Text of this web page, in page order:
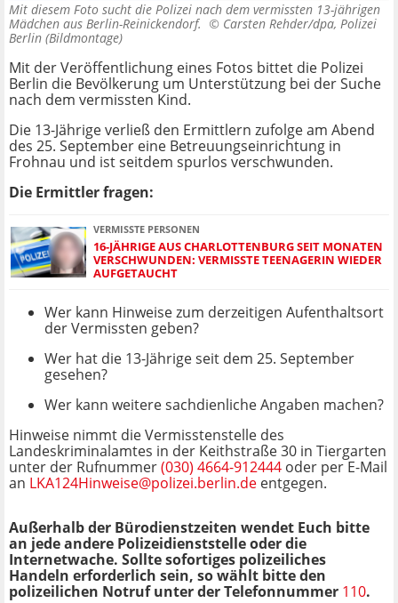
Mit diesem Foto sucht die Polizei nach dem vermissten 13-jährigen
Mädchen aus Berlin-Reinickendorf. © Carsten Rehder/dpa, Polizei
Berlin (Bildmontage)
Mit der Veröffentlichung eines Fotos bittet die Polizei
Berlin die Bevölkerung um Unterstützung bei der Suche
nach dem vermissten Kind.
Die 13-Jährige verließ den Ermittlern zufolge am Abend
des 25. September eine Betreuungseinrichtung in
Frohnau und ist seitdem spurlos verschwunden.
Die Ermittler fragen:
VERMISSTE PERSONEN
16-JÄHRIGE AUS CHARLOTTENBURG SEIT MONATEN
VERSCHWUNDEN: VERMISSTE TEENAGERIN WIEDER
AUFGETAUCHT
Wer kann Hinweise zum derzeitigen Aufenthaltsort
der Vermissten geben?
Wer hat die 13-Jährige seit dem 25. September
gesehen?
Wer kann weitere sachdienliche Angaben machen?
Hinweise nimmt die Vermisstenstelle des
Landeskriminalamtes in der Keithstraße 30 in Tiergarten
unter der Rufnummer(030) 4664-912444 oder per E-Mail
an LKA124Hinweise@polizei.berlin.de entgegen.
Außerhalb der Bürodienstzeiten wendet Euch bitte
an jede andere Polizeidienststelle oder die
Internetwache. Sollte sofortiges polizeiliches
Handeln erforderlich sein, so wählt bitte den
polizeilichen Notruf unter der Telefonnummer 110.